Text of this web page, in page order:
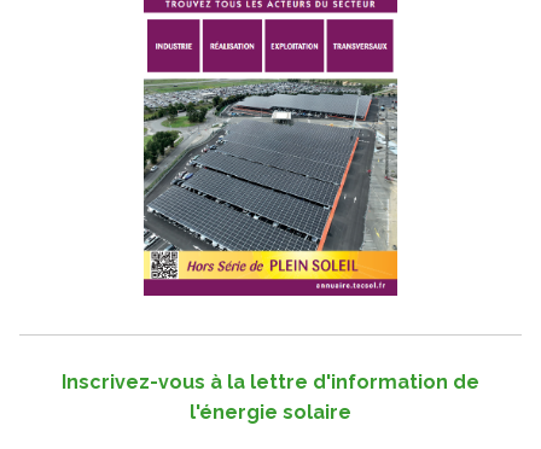
Inscrivez-vous à la lettre d'information de
l'énergie solaire